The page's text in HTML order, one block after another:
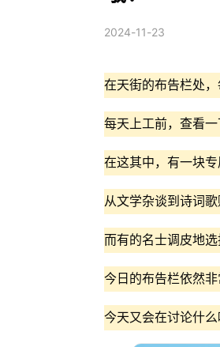
2024-11-23
在天街的布告栏处，
每天上工前，查看
在这其中，有一块
从文学杂谈到诗词
而有的名士调皮地
今日的布告栏依然非
今天又会在讨论什么